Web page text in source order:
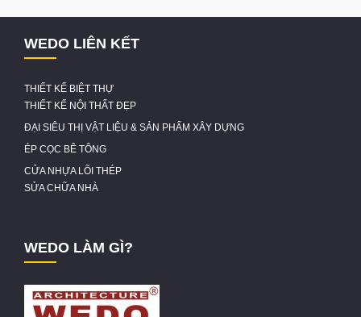
WEDO LIÊN KẾT
THIẾT KẾ BIỆT THỰ
THIẾT KẾ NỘI THẤT ĐẸP
ĐẠI SIÊU THỊ VẬT LIỆU & SẢN PHẨM XÂY DỰNG
ÉP CỌC BÊ TÔNG
CỬA NHỰA LÕI THÉP
SỬA CHỮA NHÀ
WEDO LÀM GÌ?